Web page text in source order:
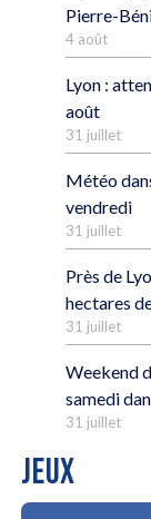
Pierre-
4 août
Lyon :
août
31 juillet
Météo
vendredi
31 juillet
Près de
hectares
31 juillet
Weekend
samedi
31 juillet
JEUX